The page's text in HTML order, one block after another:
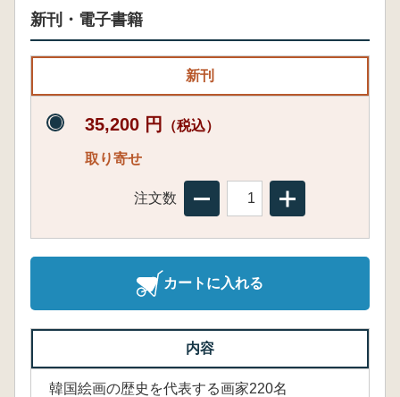
新刊・電子書籍
新刊
35,200 円 （税込）
取り寄せ
注文数
カートに入れる
内容
韓国絵画の歴史を代表する画家220名